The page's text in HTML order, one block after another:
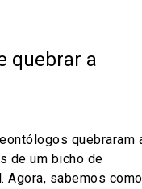
quebrar a
quebraram
de um bicho de
Agora, sabemos como